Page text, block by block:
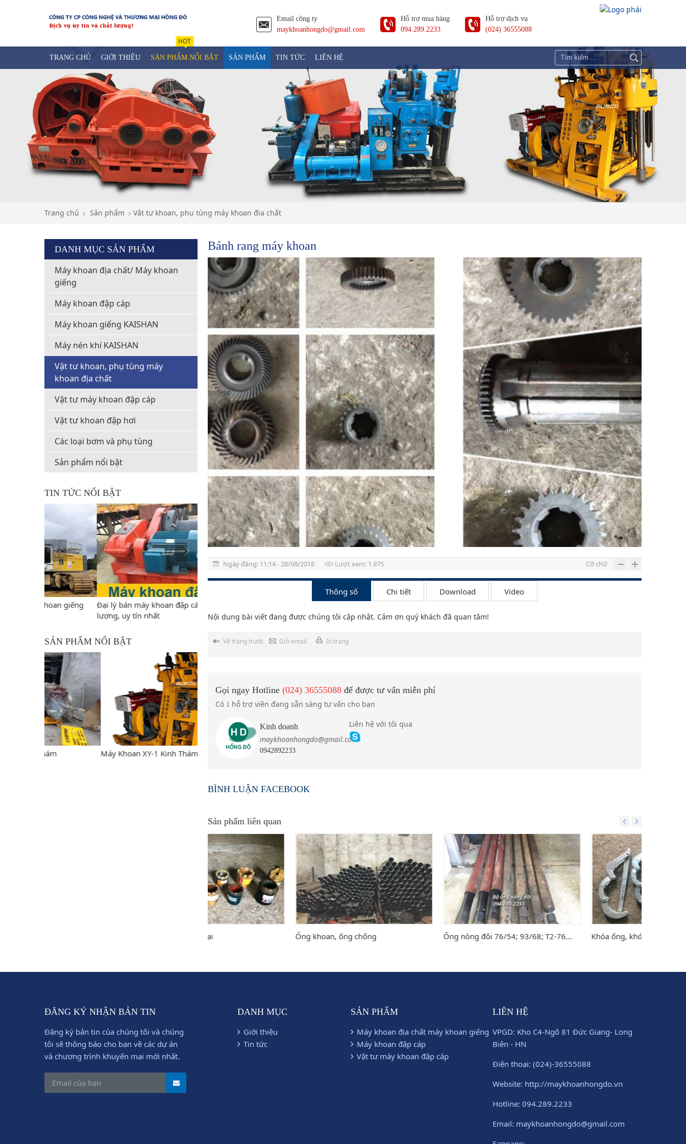
Email công ty
maykhoanhongdo@gmail.com
Hỗ trợ mua hàng
094.289.2233
Hỗ trợ dịch vụ
(024) 36555088
TRANG CHỦ GIỚI THIỆU
HOT
SẢN PHẨM NỔI BẬT SẢN PHẨM TIN TỨC LIÊN HỆ
Trang chủ Sản phẩm Vật tư khoan, phụ tùng máy khoan địa chất
DANH MỤC SẢN PHẨM
Máy khoan địa chất/ Máy khoan
giếng
Máy khoan đập cáp
Máy khoan giếng KAISHAN
Máy nén khí KAISHAN
Vật tư khoan, phụ tùng máy
khoan địa chất
Vật tư máy khoan đập cáp
Vật tư khoan đập hơi
Các loại bơm và phụ tùng
Sản phẩm nổi bật
TIN TỨC NỔI BẬT
Đại lý bán máy khoan đập cáp giá rẻ, chất
lượng, uy tín nhất
SẢN PHẨM NỔI BẬT
Máy Khoan XY-1 Kinh Thám Máy khoan GK300-1
Bánh rang máy khoan
Ngày đăng: 11:14 - 28/08/2018 Lượt xem: 1.975 Cỡ chữ
Thông số Chi tiết Download Video
Nội dung bài viết đang được chúng tôi cập nhật. Cảm ơn quý khách đã quan tâm!
Về trang trước Gửi email In trang
Gọi ngay Hotline (024) 36555088 để được tư vấn miễn phí
Có 1 hỗ trợ viên đang sẵn sàng tư vấn cho bạn
Kinh doanh
maykhoanhongdo@gmail.com
0942892233
Liên hệ với tôi qua
BÌNH LUẬN FACEBOOK
Sản phẩm liên quan
Ống khoan, ống chống Ống nòng đôi 76/54; 93/68; T2-76... Khóa ống, khóa cần
ĐĂNG KÝ NHẬN BẢN TIN
Đăng ký bản tin của chúng tôi và chúng
tôi sẽ thông báo cho bạn về các dự án
và chương trình khuyến mại mới nhất.
DANH MỤC
Giới thiệu
Tin tức
SẢN PHẨM
Máy khoan địa chất máy khoan giếng
Máy khoan đập cáp
Vật tư máy khoan đập cáp
LIÊN HỆ
VPGD: Kho C4-Ngõ 81 Đức Giang- Long
Biên - HN
Điện thoại: (024)-36555088
Website: http://maykhoanhongdo.vn
Hotline: 094.289.2233
Email: maykhoanhongdo@gmail.com